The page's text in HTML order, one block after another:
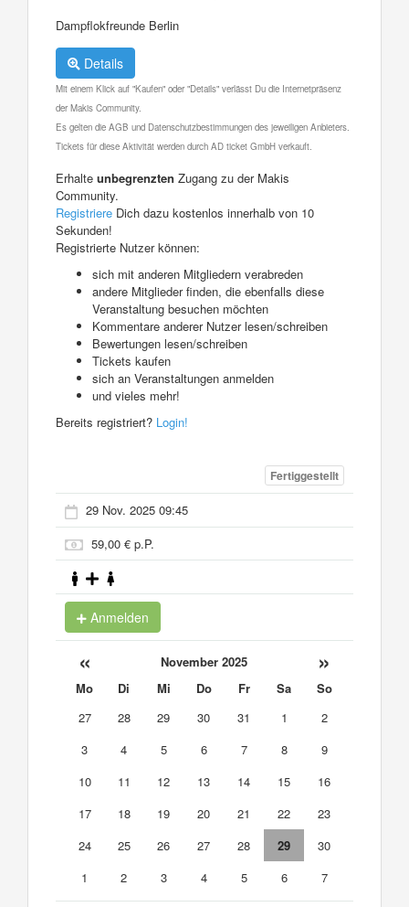
Dampflokfreunde Berlin
Details
Mit einem Klick auf "Kaufen" oder "Details" verlässt Du die Internetpräsenz
der Makis Community.
Es gelten die AGB und Datenschutzbestimmungen des jeweiligen Anbieters.
Tickets für diese Aktivität werden durch AD ticket GmbH verkauft.
Erhalte unbegrenzten Zugang zu der Makis
Community.
Registriere Dich dazu kostenlos innerhalb von 10
Sekunden!
Registrierte Nutzer können:
sich mit anderen Mitgliedern verabreden
andere Mitglieder finden, die ebenfalls diese
Veranstaltung besuchen möchten
Kommentare anderer Nutzer lesen/schreiben
Bewertungen lesen/schreiben
Tickets kaufen
sich an Veranstaltungen anmelden
und vieles mehr!
Bereits registriert? Login!
Fertiggestellt
29 Nov. 2025 09:45
59,00 € p.P.
Anmelden
« November 2025 »
Mo Di Mi Do Fr Sa
So
27
28 29 30 31 1
2
3
4 5 6 7 8
9
10
11 12 13 14 15
16
17
18 19 20 21 22
23
24
25 26 27 28 29
30
1
2 3 4 5 6 7